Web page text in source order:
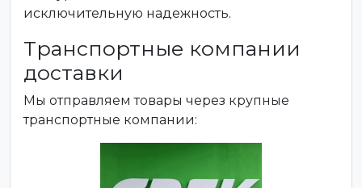
исключительную надежность.
Транспортные компании
доставки
Мы отправляем товары через крупные
транспортные компании: